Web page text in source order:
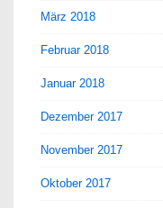
März 2018
Februar 2018
Januar 2018
Dezember 2017
November 2017
Oktober 2017